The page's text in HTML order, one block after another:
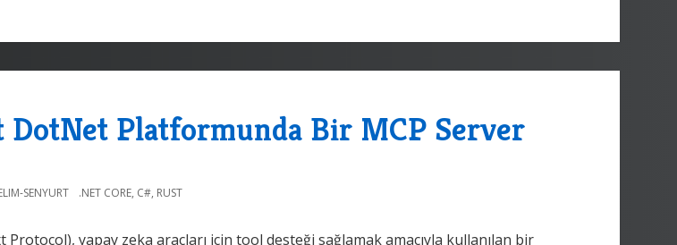
Platformunda Bir MCP Server
SENYURT .NET CORE, C#, RUST
Protocol), yapay zeka araçları için tool desteği sağlamak amacıyla kullanılan bir